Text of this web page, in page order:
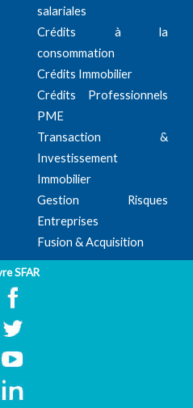
salariales
Crédits à la
consommation
Crédits Immobilier
Crédits Professionnels
PME
Transaction &
Investissement
Immobilier
Gestion Risques
Entreprises
Fusion & Acquisition
SFAR